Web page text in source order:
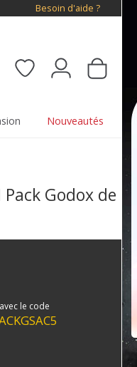
Besoin d'aide ?
Nouveautés
Godox de
avec le code